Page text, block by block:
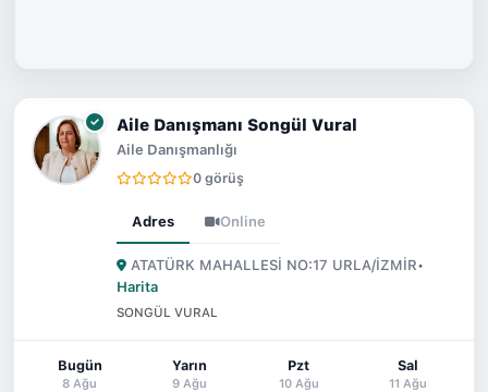
Aile Danışmanı Songül Vural
Aile Danışmanlığı
0 görüş
Adres Online
ATATÜRK MAHALLESİ NO:17 URLA/İZMİR•
Harita
SONGÜL VURAL
Bugün
8 Ağu
Yarın
9 Ağu
Pzt
10 Ağu
Sal
11 Ağu